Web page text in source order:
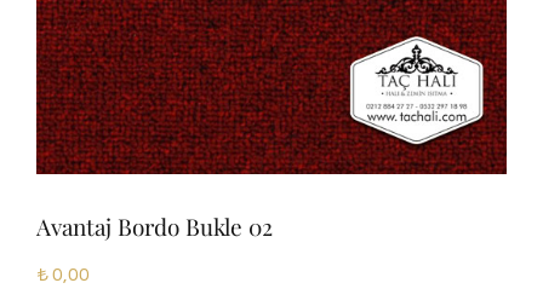
Avantaj Bordo Bukle 02
₺0,00